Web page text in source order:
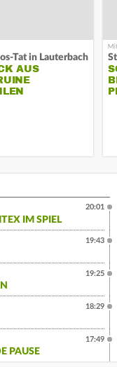
Tat in Lauterbach
AUS
IM SPIEL
20:01
19:43
19:25
18:29
PAUSE
17:49